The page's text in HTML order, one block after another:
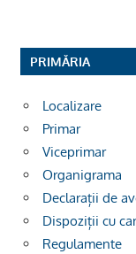
PRIMĂRIA
Localizare
Primar
Viceprimar
Organigrama
Declarații de
Dispoziții cu
Regulamente